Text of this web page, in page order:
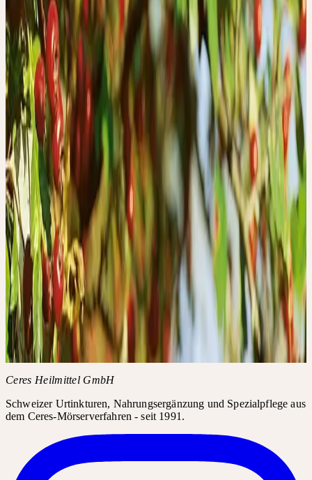
Rosmarinus officinalis
Feuer, Begeisterung
Sommer
SCHACHTELHALM
Equisetum arvense
Gliederung, Strukturierung, Klarheit der Gedanken
Sommer
SCHAFGARBE
Achillea millefolium
Unterscheidungsvermögen, Erkenntnis des Wesentlichen
Herbst
WEISSDORN
Crataegus laevigata / monogyna
Impuls durch Stauung und Auflösung
Ceres Heilmittel GmbH
Schweizer Urtinkturen, Nahrungsergänzung und Spezialpflege aus
dem Ceres-Mörserverfahren - seit 1991.